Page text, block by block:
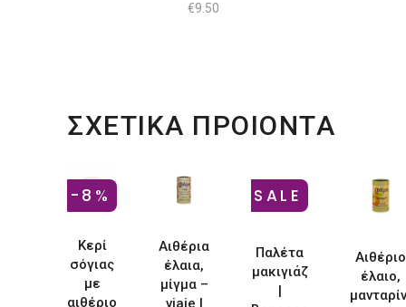
€9.50
ΣΧΕΤΙΚΑ ΠΡΟΙΟΝΤΑ
-8%
Κερί
σόγιας
με
αιθέριο
Αιθέρια
έλαια,
μίγμα –
viaje |
SALE
Αυτό
το
έχει
πολλαπλές
παραλλαγές.
Παλέτα
μακιγιάζ
|
Αιθέριο
έλαιο,